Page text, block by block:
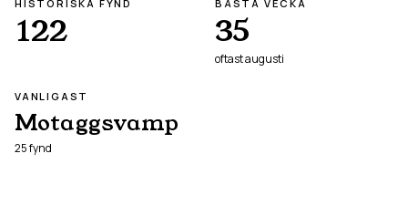
HISTORISKA FYND
122
BÄSTA VECKA
35
oftastaugusti
VANLIGAST
Motaggsvamp
25fynd